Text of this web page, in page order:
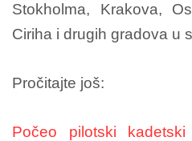
Stokholma, Krakova,
Ciriha i drugih gradova u
Pročitajte još:
Počeo pilotski